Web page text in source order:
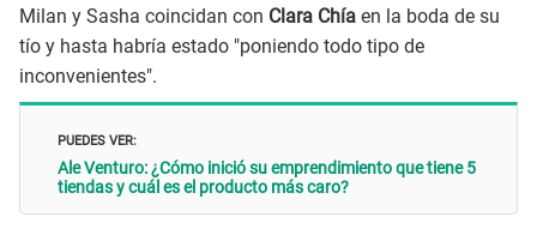
Milan y Sasha coincidan con Clara Chía en la boda de su
tío y hasta habría estado "poniendo todo tipo de
inconvenientes".
PUEDES VER:
Ale Venturo: ¿Cómo inició su emprendimiento que tiene 5
tiendas y cuál es el producto más caro?